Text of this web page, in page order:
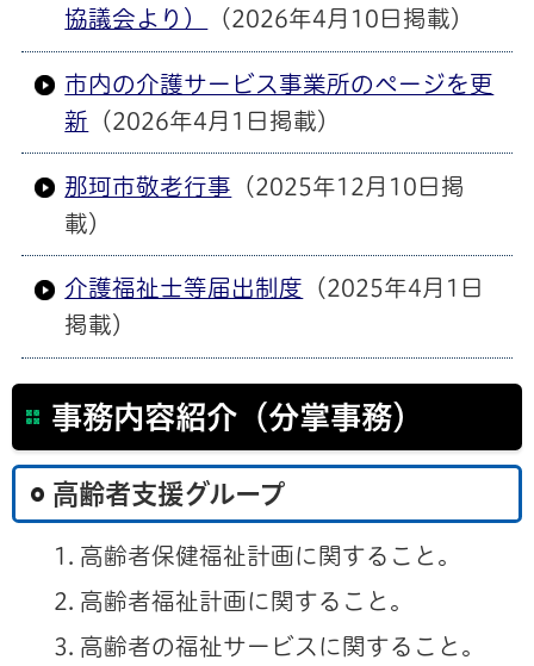
協議会より）
（2026年4月10日掲載）
市内の介護サービス事業所のページを更
新 （2026年4月1日掲載）
那珂市敬老行事 （2025年12月10日掲
載）
介護福祉士等届出制度 （2025年4月1日
掲載）
事務内容紹介（分掌事務）
高齢者支援グループ
高齢者保健福祉計画に関すること。
高齢者福祉計画に関すること。
高齢者の福祉サービスに関すること。